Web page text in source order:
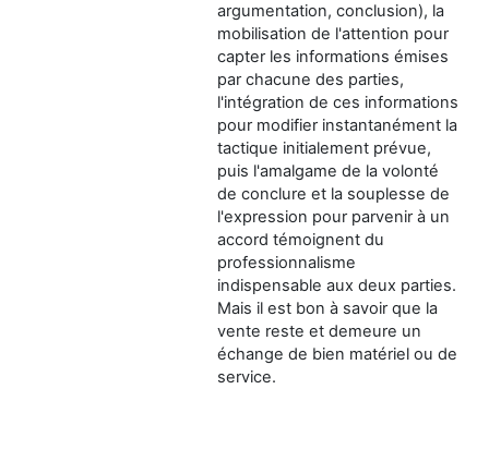
argumentation, conclusion), la
mobilisation de l'attention pour
capter les informations émises
par chacune des parties,
l'intégration de ces informations
pour modifier instantanément la
tactique initialement prévue,
puis l'amalgame de la volonté
de conclure et la souplesse de
l'expression pour parvenir à un
accord témoignent du
professionnalisme
indispensable aux deux parties.
Mais il est bon à savoir que la
vente reste et demeure un
échange de bien matériel ou de
service.